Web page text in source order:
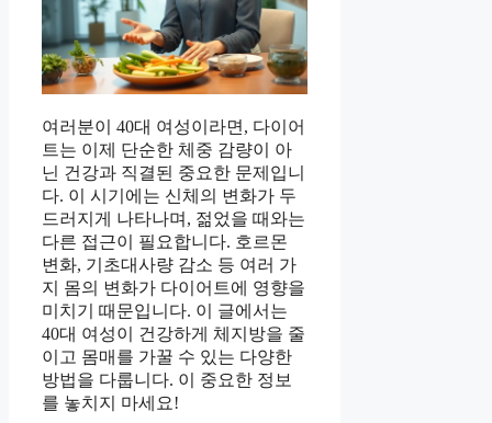
여러분이 40대 여성이라면, 다이어
트는 이제 단순한 체중 감량이 아
닌 건강과 직결된 중요한 문제입니
다. 이 시기에는 신체의 변화가 두
드러지게 나타나며, 젊었을 때와는
다른 접근이 필요합니다. 호르몬
변화, 기초대사량 감소 등 여러 가
지 몸의 변화가 다이어트에 영향을
미치기 때문입니다. 이 글에서는
40대 여성이 건강하게 체지방을 줄
이고 몸매를 가꿀 수 있는 다양한
방법을 다룹니다. 이 중요한 정보
를 놓치지 마세요!